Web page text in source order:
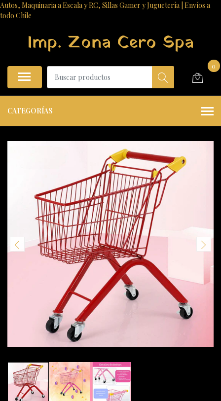
Autos, Maquinaria a Escala y RC, Sillas Gamer y Juguetería | Envíos a
todo Chile
Imp. Zona Cero Spa
0
CATEGORÍAS